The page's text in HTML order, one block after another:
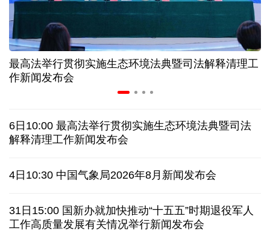
让药品更好触达患者 多款新药选择网络平台首发
7月份中国仓储指数保持扩张 行业运行韧性较强
乌总统呼吁向乌提供更多导弹 特朗普：我们也想要
日本广岛废墟旁响起抗议声：勿忘历史、拒绝拥核
泰国发生校园枪击案 致7人死亡 17人伤 凶手疑自杀
最高法举行贯彻实施生态环境法典暨司法解释清理工
作新闻发布会
6日10:00 最高法举行贯彻实施生态环境法典暨司法
解释清理工作新闻发布会
4日10:30 中国气象局2026年8月新闻发布会
31日15:00 国新办就加快推动“十五五”时期退役军人
工作高质量发展有关情况举行新闻发布会